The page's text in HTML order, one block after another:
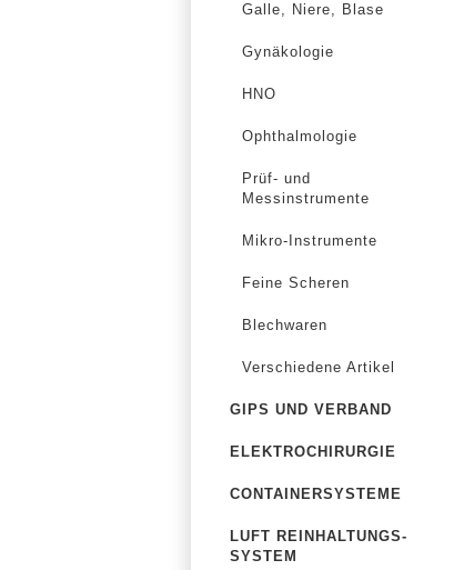
Galle, Niere, Blase
Gynäkologie
HNO
Ophthalmologie
Prüf- und
Messinstrumente
Mikro-Instrumente
Feine Scheren
Blechwaren
Verschiedene Artikel
GIPS UND VERBAND
ELEKTROCHIRURGIE
CONTAINERSYSTEME
LUFT REINHALTUNGS-
SYSTEM